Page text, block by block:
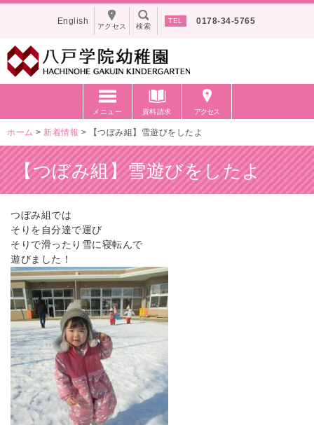
0178-34-5765
検索
English
アクセス
メニュー 資料請求 アクセス
ホーム > 新着情報 > 【つぼみ組】雪遊びをしたよ
【つぼみ組】雪遊びをしたよ
つぼみ組では
そりを自分達で運び
そりで滑ったり雪に寝転んで
遊びました！